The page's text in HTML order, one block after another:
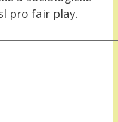
pro fair play.